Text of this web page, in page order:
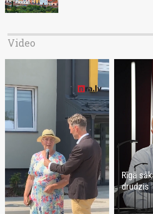
Video
Rīgā
drudzis